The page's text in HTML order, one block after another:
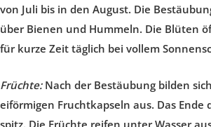
von Juli bis in den August. Die
über Bienen und Hummeln. Die Blüten
für kurze Zeit täglich bei vollem
Früchte:Nach der Bestäubung bilden
eiförmigen Fruchtkapseln aus. Das Ende